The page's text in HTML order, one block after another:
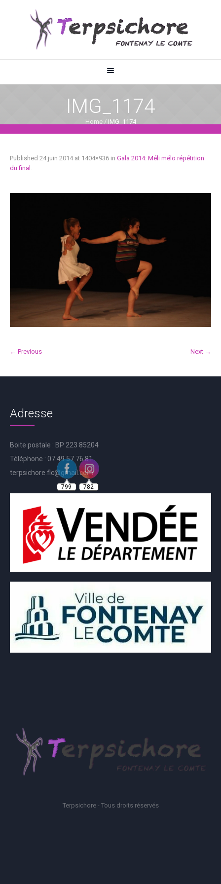
IMG_1174
Home / IMG_1174
Published 24 juin 2014at 1404×936 in Gala 2014: Méli mélo répétition
du final .
← Previous Next →
Adresse
Boite postale : BP 223 85204
Téléphone : 07.49.57.76.81
terpsichore.flc@gmail.com
Terpsichore - Tous droits réservés
799 782